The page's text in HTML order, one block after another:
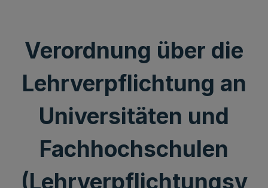
Verordnung über die
Lehrverpflichtung an
Universitäten und
Fachhochschulen
(Lehrverpflichtungsv